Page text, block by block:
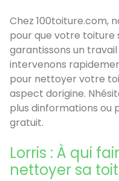
Chez 100toiture.com,
pour que votre
garantissons un
intervenons
pour nettoyer votre
aspect dorigine.
plus dinformations ou
gratuit.
Lorris : À qui
nettoyer sa